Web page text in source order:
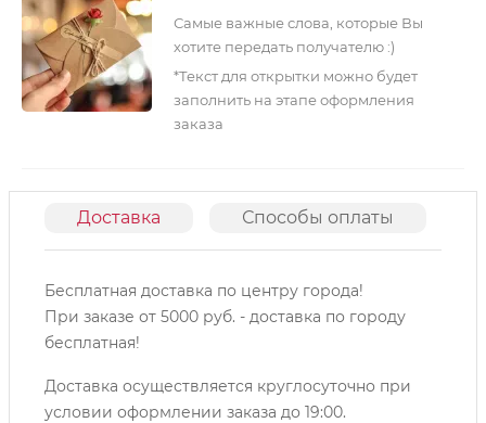
Самые важные слова, которые Вы
хотите передать получателю :)
*Текст для открытки можно будет
заполнить на этапе оформления
заказа
Доставка Способы оплаты
Бесплатная доставка по центру города!
При заказе от 5000 руб. - доставка по городу
бесплатная!
Доставка осуществляется круглосуточно при
условии оформлении заказа до 19:00.